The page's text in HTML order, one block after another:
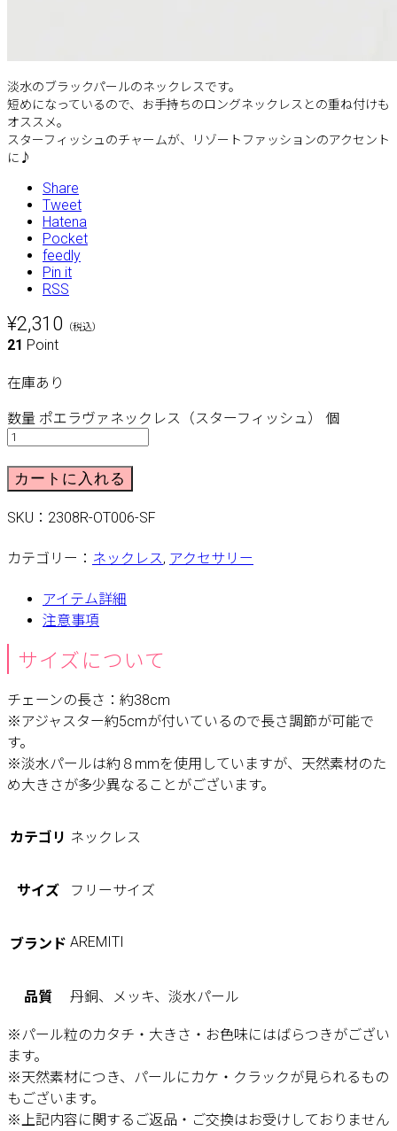
淡水のブラックパールのネックレスです。
短めになっているので、お手持ちのロングネックレスとの重ね付けも
オススメ。
スターフィッシュのチャームが、リゾートファッションのアクセント
に♪
Share
Tweet
Hatena
Pocket
feedly
Pin it
RSS
¥2,310 （税込）
21 Point
在庫あり
数量 ポエラヴァネックレス（スターフィッシュ） 個
カートに入れる
SKU： 2308R-OT006-SF
カテゴリー： ネックレス, アクセサリー
アイテム詳細
注意事項
サイズについて
チェーンの長さ：約38cm
※アジャスター約5cmが付いているので長さ調節が可能で
す。
※淡水パールは約８mmを使用していますが、天然素材のた
め大きさが多少異なることがございます。
カテゴリ ネックレス
サイズ フリーサイズ
ブランド AREMITI
品質 丹銅、メッキ、淡水パール
※パール粒のカタチ・大きさ・お色味にはばらつきがござい
ます。
※天然素材につき、パールにカケ・クラックが見られるもの
もございます。
※上記内容に関するご返品・ご交換はお受けしておりません